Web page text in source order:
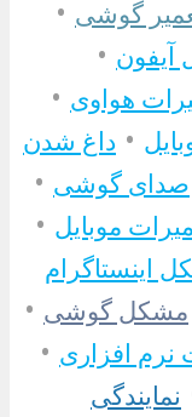
گوشی •
آیفون •
هواوی •
• داغ شدن
صدای گوشی •
موبایل •
اینستاگرام
مشکل گوشی •
افزاری •
نمایندگی